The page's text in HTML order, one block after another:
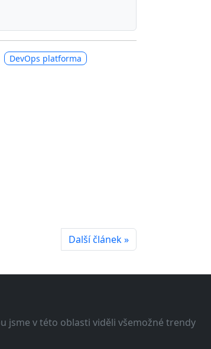
DevOps platforma
Další článek »
jsme v této oblasti viděli všemožné trendy